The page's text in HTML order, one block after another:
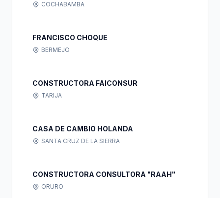
COCHABAMBA
FRANCISCO CHOQUE
BERMEJO
CONSTRUCTORA FAICONSUR
TARIJA
CASA DE CAMBIO HOLANDA
SANTA CRUZ DE LA SIERRA
CONSTRUCTORA CONSULTORA "RAAH"
ORURO